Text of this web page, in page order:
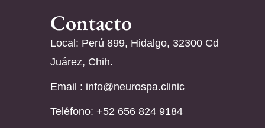
Contacto
Local: Perú 899, Hidalgo, 32300 Cd
Juárez, Chih.
Email : info@neurospa.clinic
Teléfono: ‪+52 656 824 9184‬